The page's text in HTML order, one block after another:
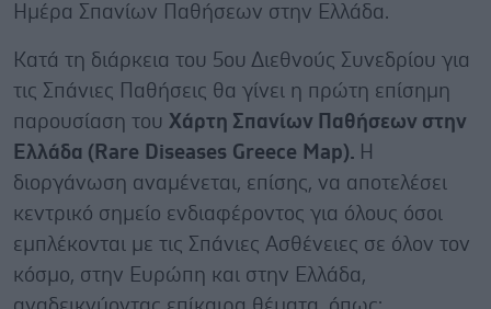
Ημέρα Σπανίων Παθήσεων στην Ελλάδα.
Κατά τη διάρκεια του 5ου Διεθνούς Συνεδρίου για
τις Σπάνιες Παθήσεις θα γίνει η πρώτη επίσημη
παρουσίαση του Χάρτη Σπανίων Παθήσεων στην
Ελλάδα ( Rare Diseases Greece Map). Η
διοργάνωση αναμένεται, επίσης, να αποτελέσει
κεντρικό σημείο ενδιαφέροντος για όλους όσοι
εμπλέκονται με τις Σπάνιες Ασθένειες σε όλον τον
κόσμο, στην Ευρώπη και στην Ελλάδα,